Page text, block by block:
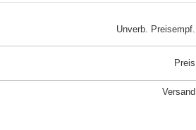
Unverb. Preisempf.
Preis
Versand